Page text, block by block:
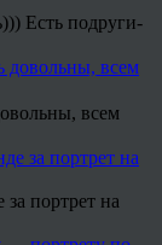
Есть подруги-
всем
портрет на